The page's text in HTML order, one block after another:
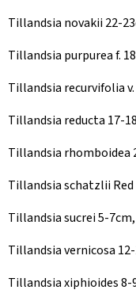
Tillandsia novakii 22-
Tillandsia purpurea f.
Tillandsia recurvifolia
Tillandsia reducta 17-
Tillandsia rhomboidea
Tillandsia schatzlii Red
Tillandsia sucrei 5-
Tillandsia vernicosa
Tillandsia xiphioides 8-